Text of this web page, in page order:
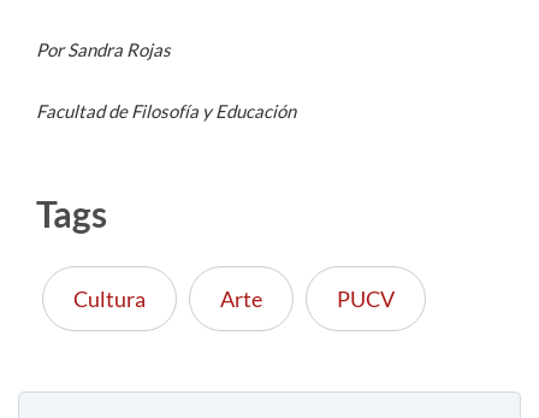
Por Sandra Rojas
Facultad de Filosofía y Educación
Tags
Cultura Arte PUCV